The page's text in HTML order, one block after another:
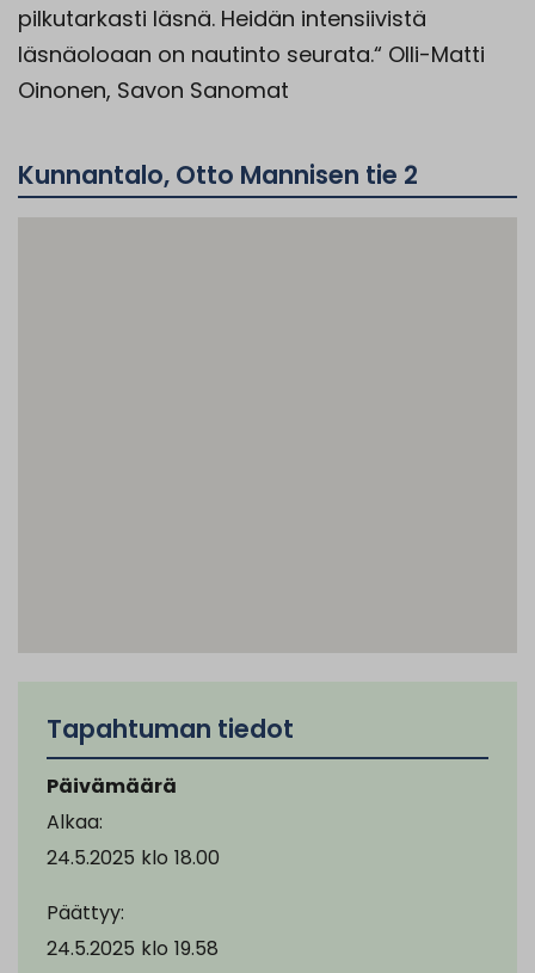
pilkutarkasti läsnä. Heidän intensiivistä
läsnäoloaan on nautinto seurata.“ Olli-Matti
Oinonen, Savon Sanomat
Kunnantalo, Otto Mannisen tie 2
Tapahtuman tiedot
Päivämäärä
Alkaa:
24.5.2025 klo 18.00
Päättyy:
24.5.2025 klo 19.58